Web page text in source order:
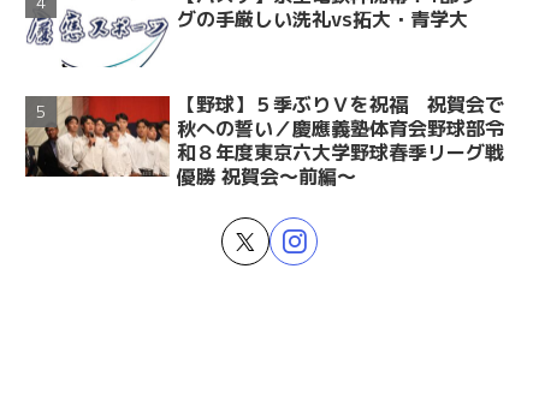
グの手厳しい洗礼vs拓大・青学大
【野球】５季ぶりＶを祝福 祝賀会で
秋への誓い／慶應義塾体育会野球部令
和８年度東京六大学野球春季リーグ戦
優勝 祝賀会～前編～